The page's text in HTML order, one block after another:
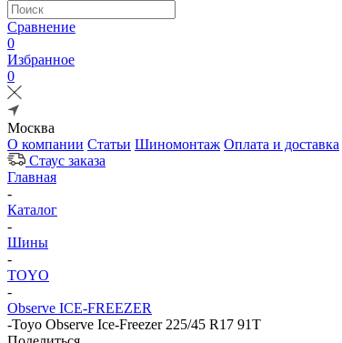
Сравнение
0
Избранное
0
Москва
О компании Статьи Шиномонтаж Оплата и доставка
Стаус заказа
Главная
-
Каталог
-
Шины
-
TOYO
-
Observe ICE-FREEZER
-Toyo Observe Ice-Freezer 225/45 R17 91T